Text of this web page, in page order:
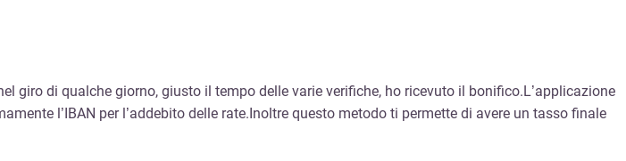
giro di qualche giorno, giusto il tempo delle varie verifiche, ho ricevuto il bonifico.L’applicazione
l’IBAN per l’addebito delle rate.Inoltre questo metodo ti permette di avere un tasso finale